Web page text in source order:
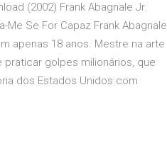
(2002) Frank Abagnale Jr.
Se For Capaz Frank Abagnale
apenas 18 anos. Mestre na arte
golpes milionários, que
dos Estados Unidos com